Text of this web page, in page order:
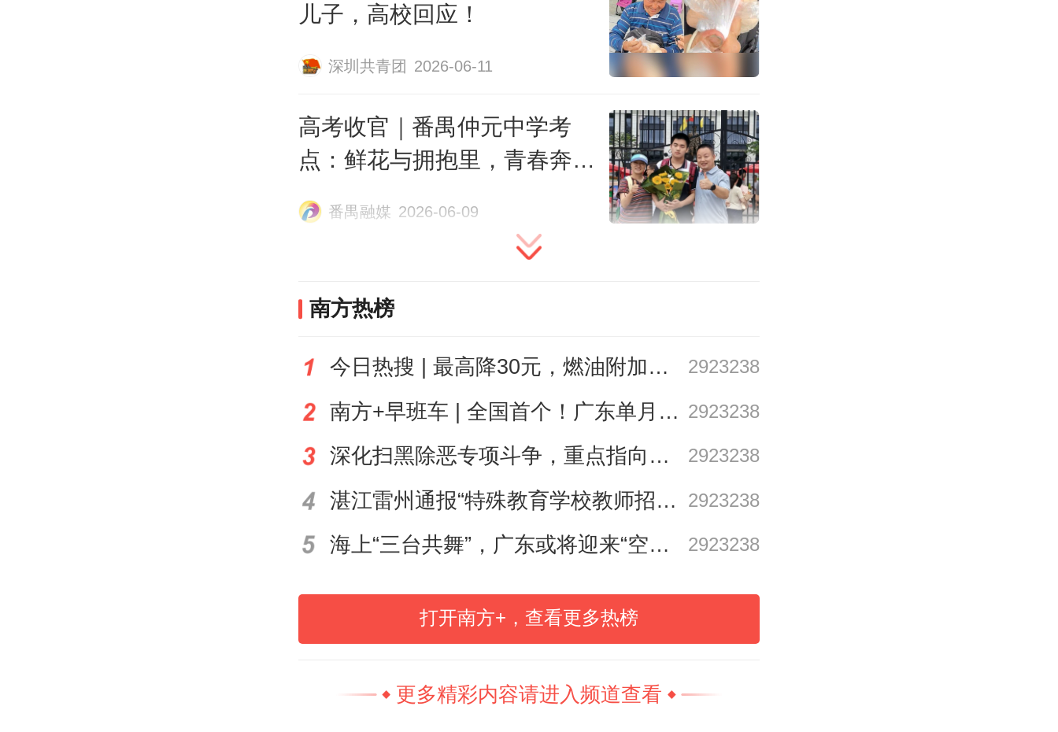
编辑 佘余
校对 姚紫仪
姚昱旸
南方日报、南方+时
联系TA
梁钜聪
真诚才是最大本领。
南方日报、南方+视
350
分享到：
儿子，高校回应！
深圳共青团 2026-06-11
高考收官｜番禺仲元中学考
点：鲜花与拥抱里，青春奔赴
番禺融媒 2026-06-09
南方热榜
今日热搜 | 最高降30元，燃油附加费今起下调 2923238
南方+早班车 | 全国首个！广东单月用电量突破千亿千瓦时 2923238
深化扫黑除恶专项斗争，重点指向这些黑恶势力 2923238
湛江雷州通报“特殊教育学校教师招聘存在违规行为” 2923238
海上“三台共舞”，广东或将迎来“空调外机” | 天气早知道 2923238
打开南方+，查看更多热榜
更多精彩内容请进入频道查看